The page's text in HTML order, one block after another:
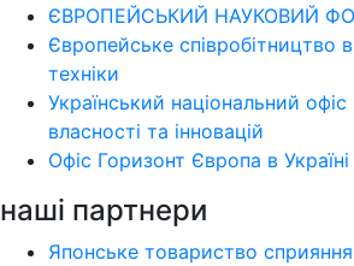
ЄВРОПЕЙСЬКИЙ НАУКОВИЙ
Європейське співробітництво
техніки
Український національний офіс
власності та інновацій
Офіс Горизонт Європа в Україні
наші партнери
Японське товариство сприяння